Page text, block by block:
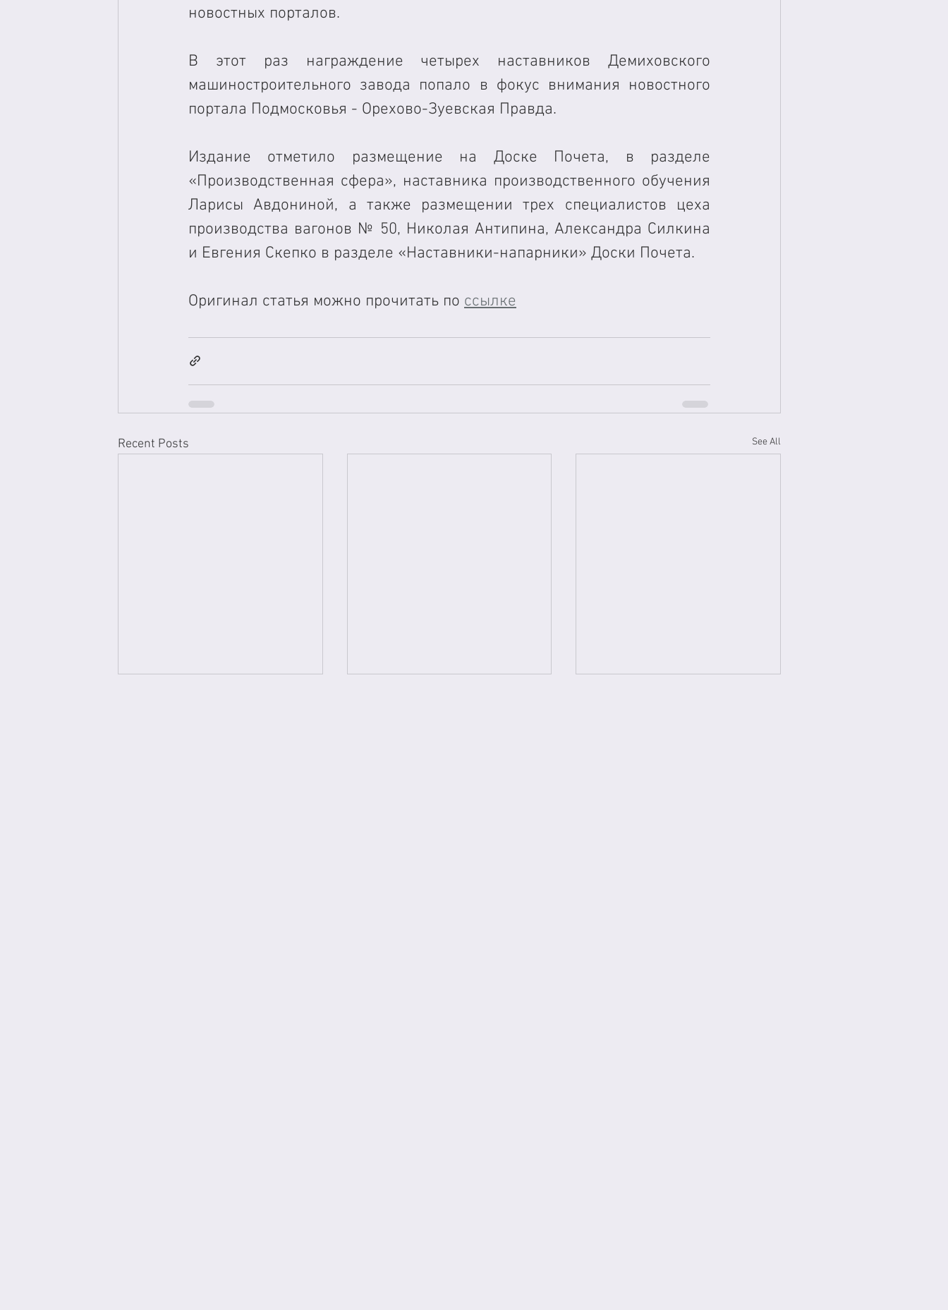
новостных порталов.
В этот раз награждение четырех наставников Демиховского
машиностроительного завода попало в фокус внимания новостного
портала Подмосковья - Орехово-Зуевская Правда.
Издание отметило размещение на Доске Почета, в разделе
«Производственная сфера», наставника производственного обучения
Ларисы Авдониной, а также размещении трех специалистов цеха
производства вагонов № 50, Николая Антипина, Александра Силкина
и Евгения Скепко в разделе «Наставники-напарники» Доски Почета.
Оригинал статья можно прочитать по ссылке
Recent Posts See All